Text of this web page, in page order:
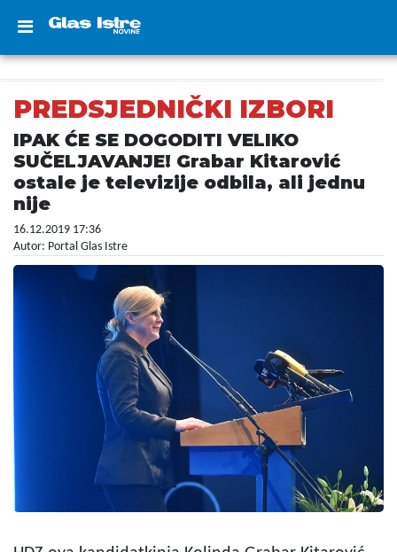
PREDSJEDNIČKI IZBORI
IPAK ĆE SE DOGODITI VELIKO
SUČELJAVANJE! Grabar Kitarović
ostale je televizije odbila, ali jednu
nije
16.12.2019 17:36
Autor: Portal Glas Istre